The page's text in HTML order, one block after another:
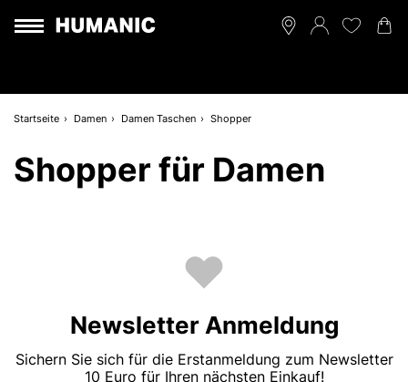
Startseite Damen Damen Taschen Shopper
Shopper für Damen
Newsletter Anmeldung
Sichern Sie sich für die Erstanmeldung zum Newsletter
10 Euro für Ihren nächsten Einkauf!